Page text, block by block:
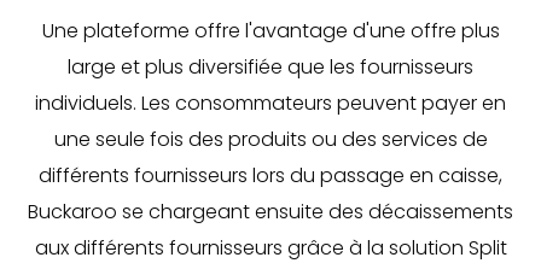
Une plateforme offre l'avantage d'une offre plus
large et plus diversifiée que les fournisseurs
individuels. Les consommateurs peuvent payer en
une seule fois des produits ou des services de
différents fournisseurs lors du passage en caisse,
Buckaroo se chargeant ensuite des décaissements
aux différents fournisseurs grâce à la solution Split